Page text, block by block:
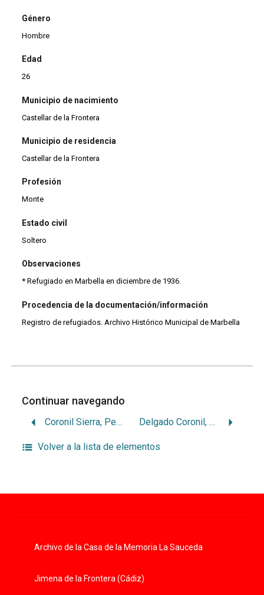
Género
Hombre
Edad
26
Municipio de nacimiento
Castellar de la Frontera
Municipio de residencia
Castellar de la Frontera
Profesión
Monte
Estado civil
Soltero
Observaciones
* Refugiado en Marbella en diciembre de 1936.
Procedencia de la documentación/información
Registro de refugiados. Archivo Histórico Municipal de Marbella
Continuar navegando
Coronil Sierra, Pedro Delgado Coronil, Francisco
Volver a la lista de elementos
Archivo de la Casa de la Memoria La Sauceda
Jimena de la Frontera (Cádiz)